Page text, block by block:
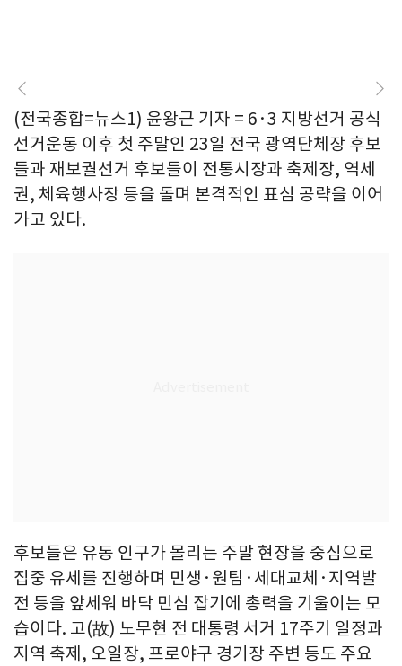
(전국종합=뉴스1) 윤왕근 기자 = 6·3 지방선거 공식
선거운동 이후 첫 주말인 23일 전국 광역단체장 후보
들과 재보궐선거 후보들이 전통시장과 축제장, 역세
권, 체육행사장 등을 돌며 본격적인 표심 공략을 이어
가고 있다.
후보들은 유동 인구가 몰리는 주말 현장을 중심으로
집중 유세를 진행하며 민생·원팀·세대교체·지역발
전 등을 앞세워 바닥 민심 잡기에 총력을 기울이는 모
습이다. 고(故) 노무현 전 대통령 서거 17주기 일정과
지역 축제, 오일장, 프로야구 경기장 주변 등도 주요